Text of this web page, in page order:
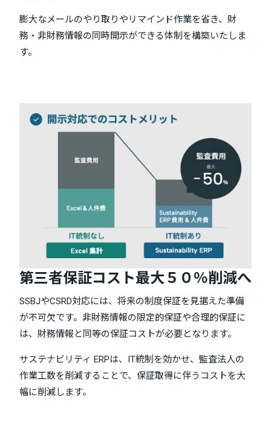
膨大なメールのやり取りやリマインド作業を省き、財
務・非財務情報の同時開示ができる体制を構築いたしま
す。
第三者保証コスト最大５０％削減へ
SSBJやCSRD対応には、将来の制度保証を見据えた準備
が不可欠です。非財務情報の限定的保証や合理的保証に
は、財務情報と同等の保証コストが必要となります。
サステナビリティ ERPは、IT統制を効かせ、監査法人の
作業工数を削減することで、保証取得に伴うコストを大
幅に削減します。